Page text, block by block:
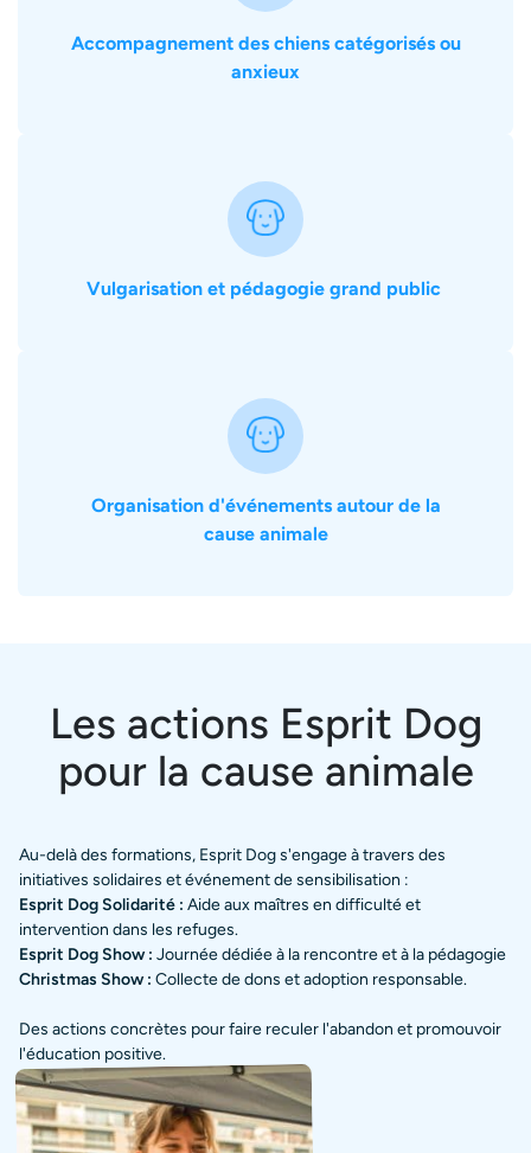
Accompagnement des chiens catégorisés ou
anxieux
Vulgarisation et pédagogie grand public
Organisation d'événements autour de la
cause animale
Les actions Esprit Dog
pour la cause animale
Au-delà des formations, Esprit Dog s'engage à travers des
initiatives solidaires et événement de sensibilisation :
Esprit Dog Solidarité : Aide aux maîtres en difficulté et
intervention dans les refuges.
Esprit Dog Show : Journée dédiée à la rencontre et à la pédagogie
Christmas Show : Collecte de dons et adoption responsable.
Des actions concrètes pour faire reculer l'abandon et promouvoir
l'éducation positive.